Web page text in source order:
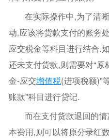
在实际操作中,为了清
动,应该将货款支付的账务
应交税金等科目进行结合.
还未支付货款,则需要对“原
金-应交增值税(进项税额)"
账款"科目进行贷记.
而在支付货款退回的
本费用,则可以将原分录红